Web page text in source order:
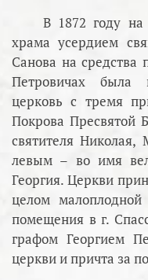
В 1872 году на
храма усердием
Санова на средства
Петровичах была
церковь с тремя
Покрова Пресвятой
святителя Николая,
левым – во имя
Георгия. Церкви
целом
помещения в г.
графом Георгием
церкви и причта за